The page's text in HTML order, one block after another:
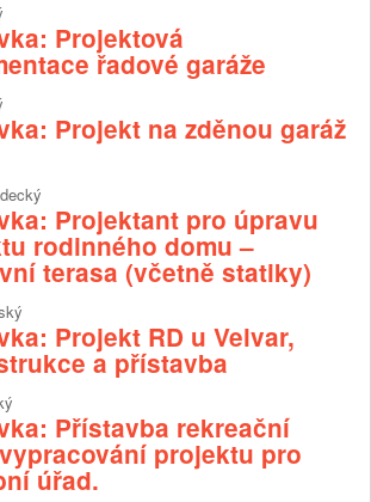
Projektová
řadové garáže
Projekt na zděnou garáž
Projektant pro úpravu
rodinného domu –
terasa (včetně statiky)
Projekt RD u Velvar,
a přístavba
Přístavba rekreační
projektu pro
úřad.